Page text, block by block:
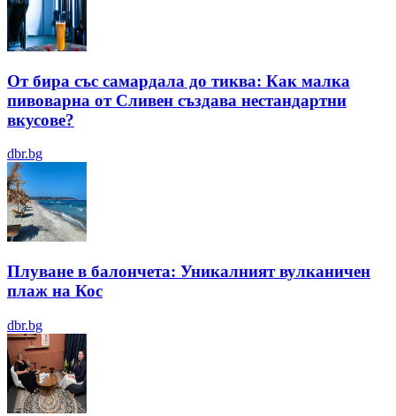
От бира със самардала до тиква: Как малка
пивоварна от Сливен създава нестандартни
вкусове?
dbr.bg
Плуване в балончета: Уникалният вулканичен
плаж на Кос
dbr.bg